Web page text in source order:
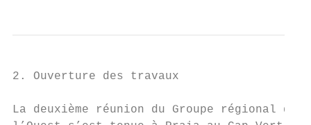
2. Ouverture des travaux
La deuxième réunion du Groupe régional